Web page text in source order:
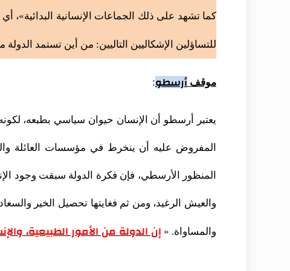
كما تشهد على ذلك الجماعات الإنسانية البدائية»،
للتساؤلين الإشكاليين التاليين: من أين تستمد الدولة
موقف أرسطو:
يعتبر أرسطو أن الإنسان حيوان سياسي بطبعه،
المفروض عليه أن ينخرط في مؤسسات العائلة
المنظور الأرسطي، فإن فكرة الدولة سبقت وجود
والعيش الرغيد، ومن ثم فغايتها تحصيل الخير
والمساواة. « إن الدولة من الأمور الطبيعية،